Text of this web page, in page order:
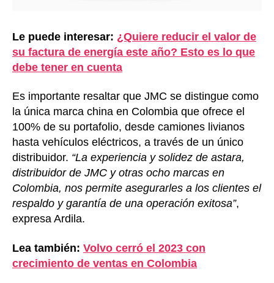
Le puede interesar: ¿Quiere reducir el valor de
su factura de energía este año? Esto es lo que
debe tener en cuenta
Es importante resaltar que JMC se distingue como
la única marca china en Colombia que ofrece el
100% de su portafolio, desde camiones livianos
hasta vehículos eléctricos, a través de un único
distribuidor. “La experiencia y solidez de astara,
distribuidor de JMC y otras ocho marcas en
Colombia, nos permite asegurarles a los clientes el
respaldo y garantía de una operación exitosa”,
expresa Ardila.
Lea también: Volvo cerró el 2023 con
crecimiento de ventas en Colombia